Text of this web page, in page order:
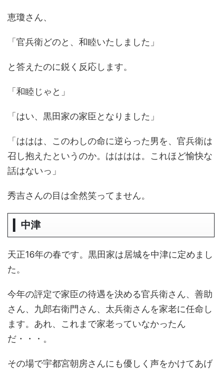
恵瓊さん、
「官兵衛どのと、和睦いたしました」
と答えたのに鋭く反応します。
「和睦じゃと」
「はい、黒田家の家臣となりました」
「ははは、このわしの命に逆らった男を、官兵衛は
召し抱えたというのか。はははは。これほど愉快な
話はないっ」
秀吉さんの目は全然笑ってません。
中津
天正16年の春です。黒田家は居城を中津に定めまし
た。
今年の評定で家臣の待遇を決める官兵衛さん、善助
さん、九郎右衛門さん、太兵衛さんを家老に任命し
ます。あれ、これまで家老っていなかったん
だ・・・。
その場で宇都宮朝房さんにも優しく声をかけてあげ